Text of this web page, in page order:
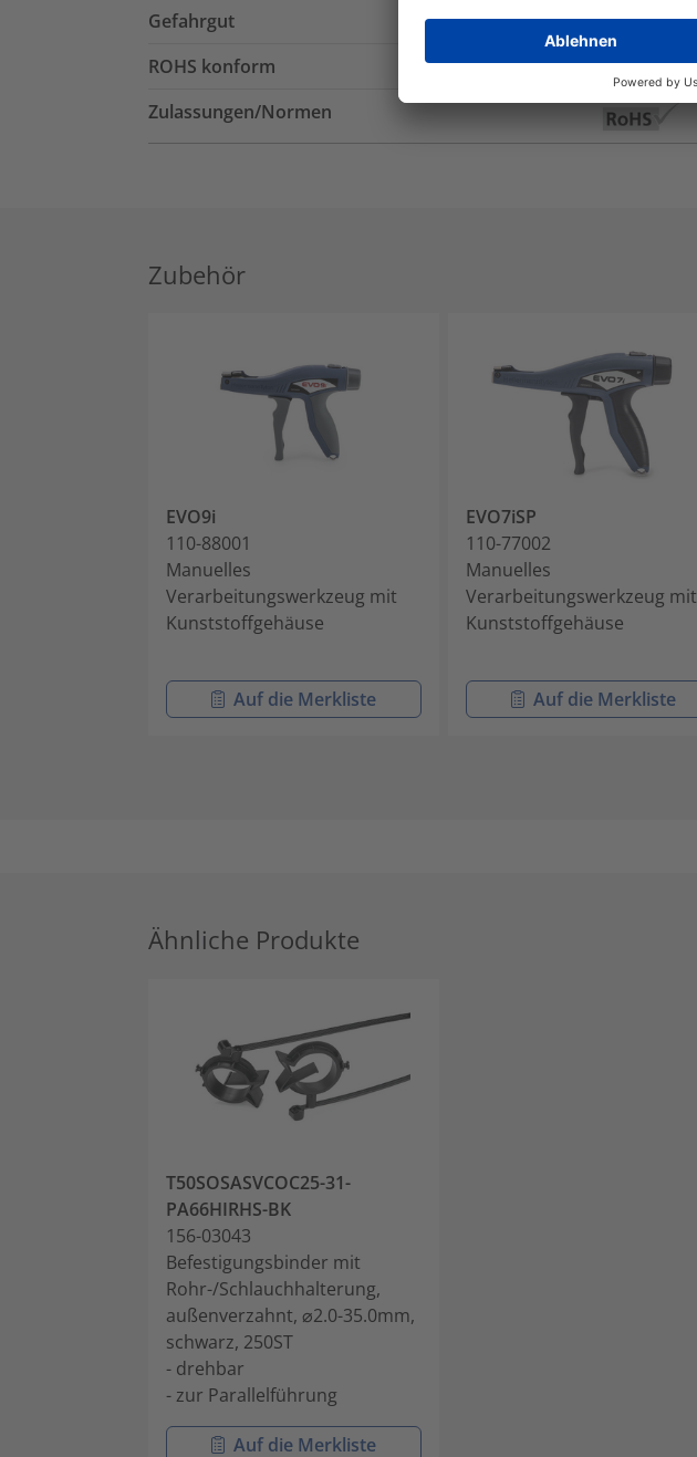
Gefahrgut
Nein
ROHS konform
Ja
Zulassungen/Normen
Zubehör
EVO9i
110-88001
Manuelles
Verarbeitungswerkzeug mit
Kunststoffgehäuse
Auf die Merkliste
EVO7iSP
110-77002
Manuelles
Verarbeitungswerkzeug mit
Kunststoffgehäuse
Auf die Merkliste
Ähnliche Produkte
T50SOSASVCOC25-31-
PA66HIRHS-BK
156-03043
Befestigungsbinder mit
Rohr-/Schlauchhalterung,
außenverzahnt, ⌀2.0-35.0mm,
schwarz, 250ST
- drehbar
- zur Parallelführung
Auf die Merkliste